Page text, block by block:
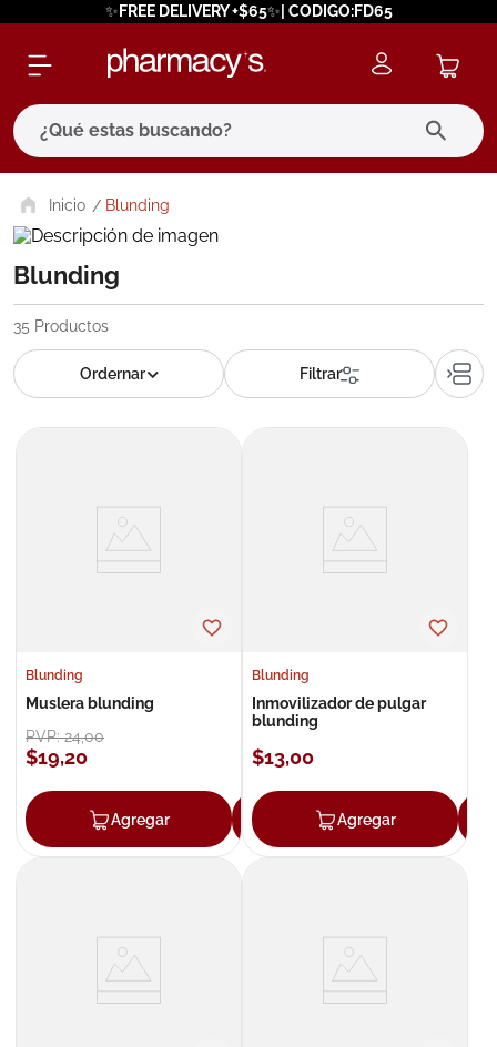
✨FREE DELIVERY +$65✨| CODIGO:FD65
¿Qué estas buscando?
Blunding
Blunding
35 Productos
Blunding
Muslera blunding
PVP:24,00
$19,20
Agregar Agregar
Blunding
Inmovilizador de pulgar
blunding
$13,00
Agregar
términos más buscados
1. eucerin
2 protector solar
3. bioderma
5. cerave
roche posay